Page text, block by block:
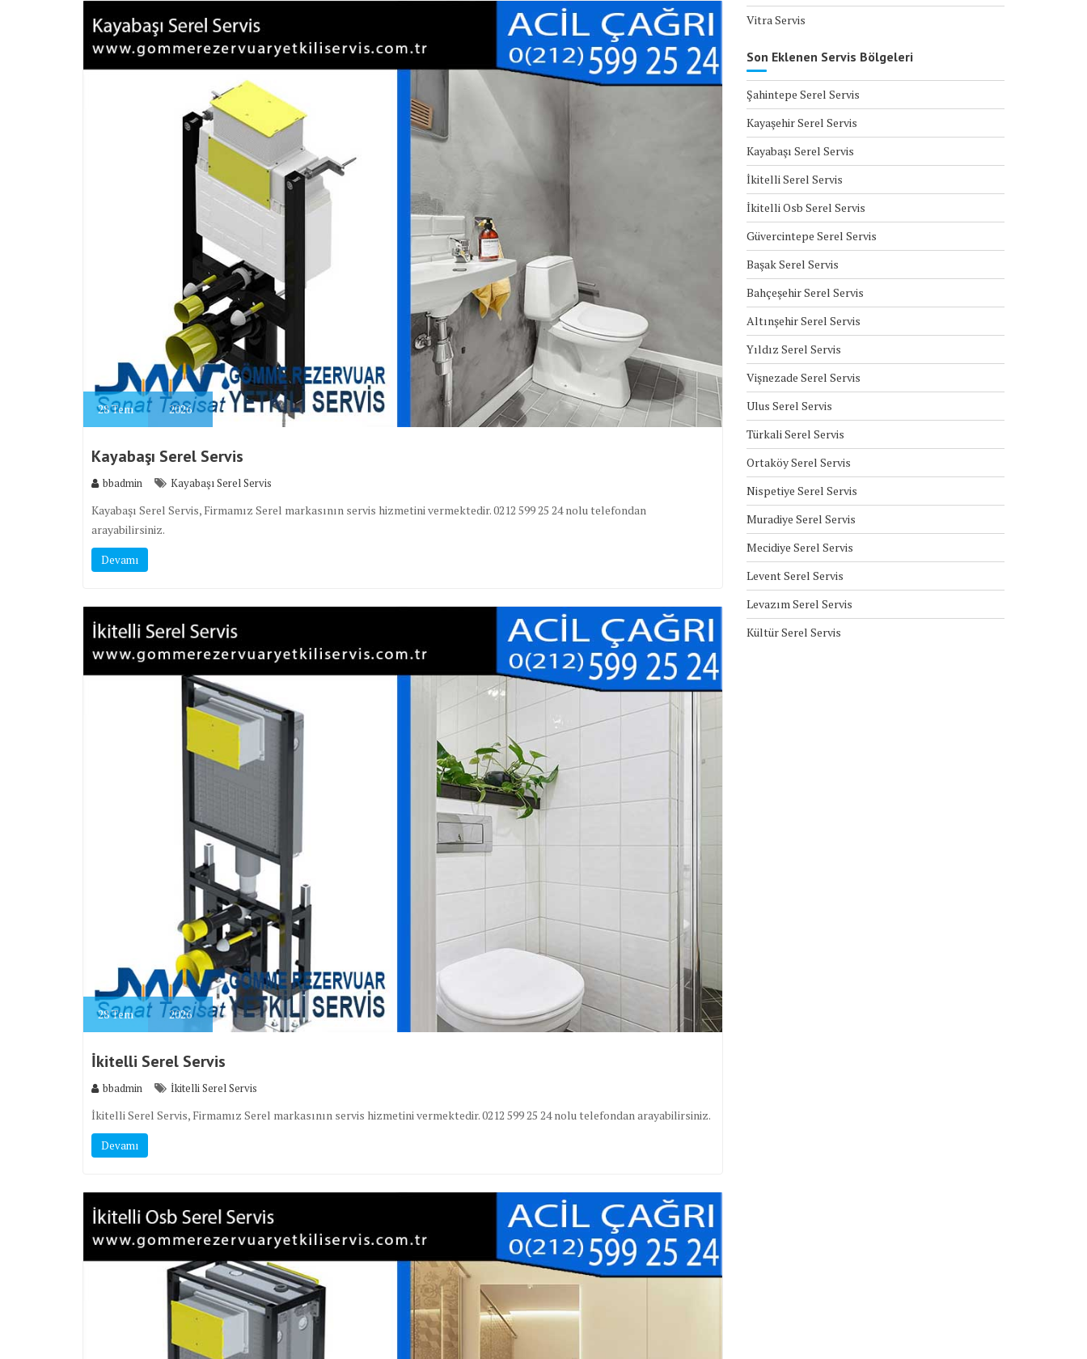
28Tem 2026
Kayabaşı Serel Servis
bbadmin Kayabaşı Serel Servis
Kayabaşı Serel Servis, Firmamız Serel markasının servis hizmetini vermektedir. 0212 599 25 24 nolu telefondan
arayabilirsiniz.
Devamı
28Tem 2026
İkitelli Serel Servis
bbadmin İkitelli Serel Servis
İkitelli Serel Servis, Firmamız Serel markasının servis hizmetini vermektedir. 0212 599 25 24 nolu telefondan arayabilirsiniz.
Devamı
Vitra Servis
Son Eklenen Servis Bölgeleri
Şahintepe Serel Servis
Kayaşehir Serel Servis
Kayabaşı Serel Servis
İkitelli Serel Servis
İkitelli Osb Serel Servis
Güvercintepe Serel Servis
Başak Serel Servis
Bahçeşehir Serel Servis
Altınşehir Serel Servis
Yıldız Serel Servis
Vişnezade Serel Servis
Ulus Serel Servis
Türkali Serel Servis
Ortaköy Serel Servis
Nispetiye Serel Servis
Muradiye Serel Servis
Mecidiye Serel Servis
Levent Serel Servis
Levazım Serel Servis
Kültür Serel Servis